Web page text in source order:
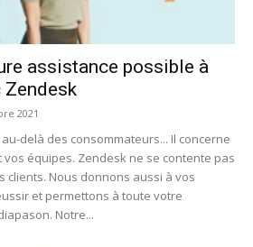
assistance possible à
2021
delà des consommateurs... Il concerne
équipes. Zendesk ne se contente pas
clients. Nous donnons aussi à vos
et permettons à toute votre
Notre...